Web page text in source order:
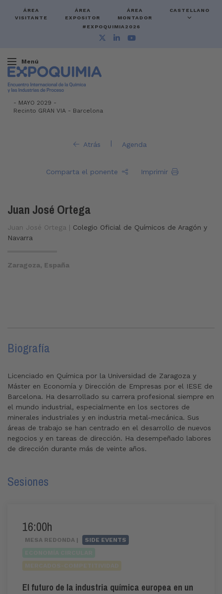
ÁREA
VISITANTE
ÁREA
EXPOSITOR
ÁREA
MONTADOR
CASTELLANO
#EXPOQUIMIA2026
Menú
- MAYO 2029 -
Recinto GRAN VIA - Barcelona
Atrás | Agenda
Comparta el ponente Imprimir
Juan José Ortega
Juan José Ortega | Colegio Oficial de Químicos de Aragón y
Navarra
Zaragoza, España
Biografía
Licenciado en Química por la Universidad de Zaragoza y
Máster en Economía y Dirección de Empresas por el IESE de
Barcelona. Ha desarrollado su carrera profesional siempre en
el mundo industrial, especialmente en los sectores de
minerales industriales y en industria metal-mecánica. Sus
áreas de trabajo se han centrado en el desarrollo de nuevos
negocios y en tareas de dirección. Ha desempeñado labores
de dirección durante más de veinte años.
Sesiones
16:00h
MESA REDONDA |
SIDE EVENTS
El futuro de la industria química europea en un